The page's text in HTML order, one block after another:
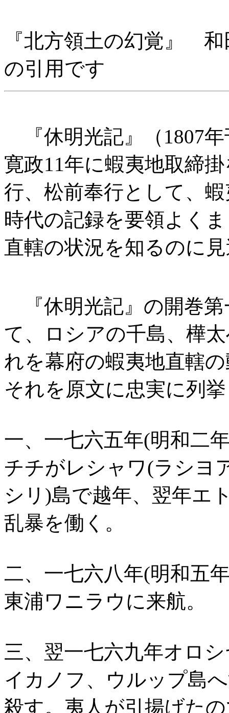
『北方領土の幻覚』
の引用です
『休明光記』（1807年
寛政11年に蝦夷地取締
行、松前奉行として、
時代の記録を要領よく
直轄の状況を知るのに
『休明光記』の開巻第
て、ロシアの千島、樺
れを幕府の蝦夷地直轄
それを原文に忠実に列
一、一七六五年(明和二
チチがレシャワ(ラシヨ
シリ)島で越年、翌年エ
乱暴を働く。
二、一七六八年(明和五
東浦ワニラウに来航。
三、翌一七六九年オロ
イカノフ、ウルップ島
殺す。夷人が引揚げた